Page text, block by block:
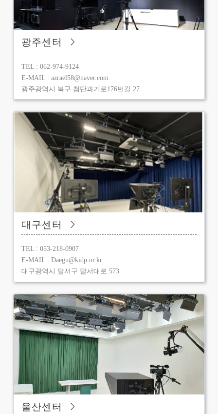
광주센터
TEL : 062-974-9124
E-MAIL : azrael58@naver.com
광주광역시 북구 첨단과기로176번길 27
대구센터
TEL : 053-218-0907
E-MAIL : Daegu@kidp.or.kr
대구광역시 달서구 달서대로 573
울산센터